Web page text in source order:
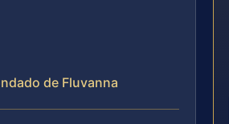
de Fluvanna